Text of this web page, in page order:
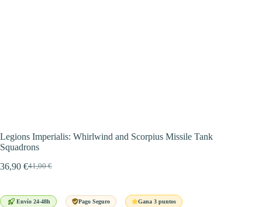
Legions Imperialis: Whirlwind and Scorpius Missile Tank
Squadrons
41,00€
El
era:
36,90 €El
es:
Envío 24-48h Pago Seguro Gana 3 puntos